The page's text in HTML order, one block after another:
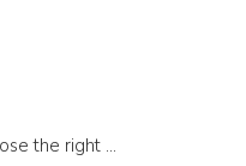
Parmigiano Reggiano: how to choose the right one